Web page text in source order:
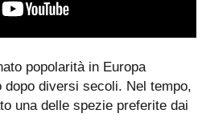
popolarità in Europa
dopo diversi secoli. Nel tempo,
una delle spezie preferite dai